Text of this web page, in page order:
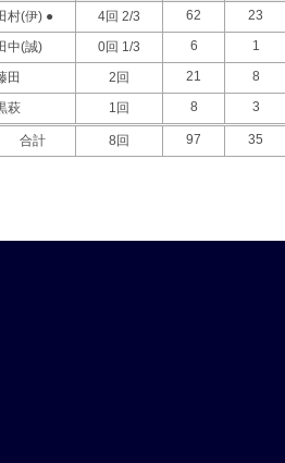
村(伊) ● 4回 2/3 62 23
中(誠) 0回 1/3 6 1
田 2回 21 8
萩 1回 8 3
合計 8回 97 35